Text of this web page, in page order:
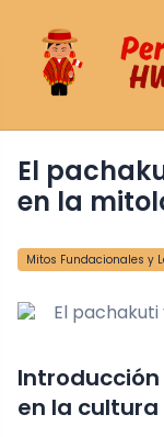
Mitos Fundacionales y
El pachakuti y el tiempo cíclico
en la
en la cultura